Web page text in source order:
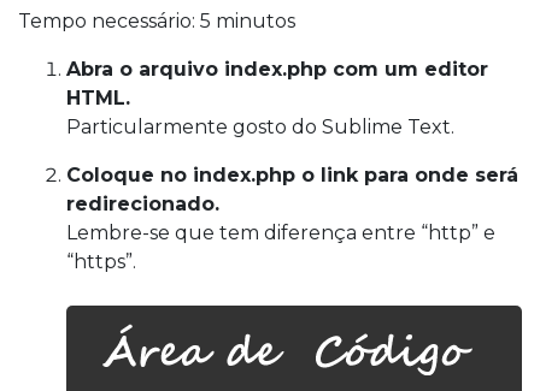
Tempo necessário: 5 minutos
Abra o arquivo index.php com um editor
HTML.
Particularmente gosto do Sublime Text.
Coloque no index.php o link para onde será
redirecionado.
Lembre-se que tem diferença entre “http” e
“https”.